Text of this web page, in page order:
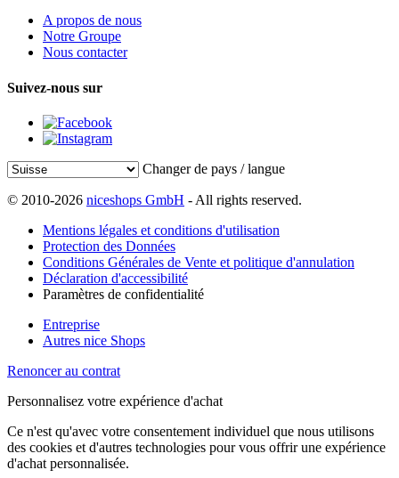
A propos de nous
Notre Groupe
Nous contacter
Suivez-nous sur
Changer de pays / langue
© 2010-2026 niceshops GmbH - All rights reserved.
Mentions légales et conditions d'utilisation
Protection des Données
Conditions Générales de Vente et politique d'annulation
Déclaration d'accessibilité
Paramètres de confidentialité
Entreprise
Autres nice Shops
Renoncer au contrat
Personnalisez votre expérience d'achat
Ce n'est qu'avec votre consentement individuel que nous utilisons
des cookies et d'autres technologies pour vous offrir une expérience
d'achat personnalisée.